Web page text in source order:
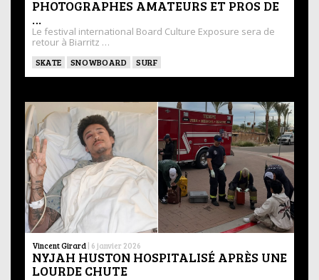
PHOTOGRAPHES AMATEURS ET PROS DE
…
Le festival international Board Culture Exposure sera de
retour à Biarritz …
SKATE SNOWBOARD SURF
Vincent Girard | 6 janvier 2026
NYJAH HUSTON HOSPITALISÉ APRÈS UNE
LOURDE CHUTE